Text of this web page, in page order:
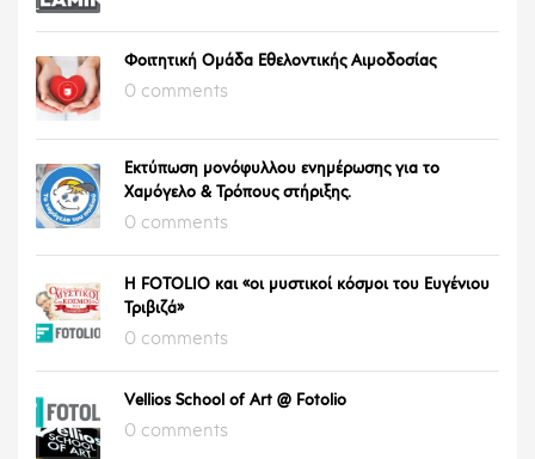
Φοιτητική Ομάδα Εθελοντικής Αιμοδοσίας
0 comments
Εκτύπωση μονόφυλλου ενημέρωσης για το
Χαμόγελο & Τρόπους στήριξης.
0 comments
Η FOTOLIO και «οι μυστικοί κόσμοι του Ευγένιου
Τριβιζά»
0 comments
Vellios School of Art @ Fotolio
0 comments